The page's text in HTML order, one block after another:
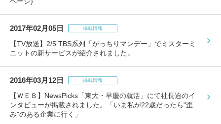
2017年02月05日 掲載情報
【TV放送】2/5 TBS系列「がっちりマンデー」でミスターミ
ニットの新サービスが紹介されました。
2016年03月12日 掲載情報
【ＷＥＢ】NewsPicks「東大・早慶の就活」にて社長迫のイ
ンタビューが掲載されました。「いま私が22歳だったら"歪
み"のある企業に行く」